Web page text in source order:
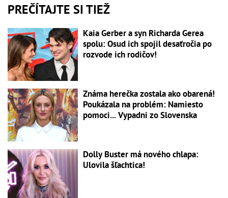
PREČÍTAJTE SI TIEŽ
Kaia Gerber a syn Richarda Gerea
spolu: Osud ich spojil desaťročia po
rozvode ich rodičov!
Známa herečka zostala ako obarená!
Poukázala na problém: Namiesto
pomoci... Vypadni zo Slovenska
Dolly Buster má nového chlapa:
Ulovila šľachtica!